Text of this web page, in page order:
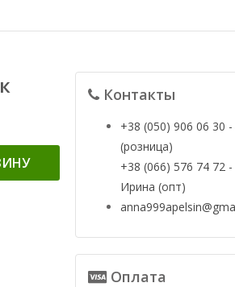
Контакты
+38 (050) 906 06 30
(розница)
+38 (066) 576 74 72 -
Ирина (опт)
Оплата